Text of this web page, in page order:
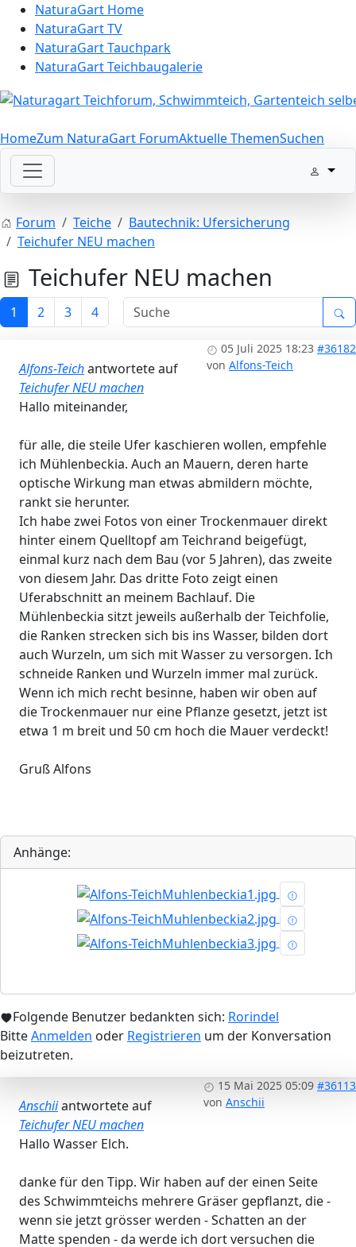
NaturaGart Home
NaturaGart TV
NaturaGart Tauchpark
NaturaGart Teichbaugalerie
HomeZum NaturaGart ForumAktuelle ThemenSuchen
Forum Teiche
Bautechnik: Ufersicherung
Teichufer NEU machen
Teichufer NEU machen
1 2 3 4
05 Juli 2025 18:23 #36182
von Alfons-Teich
Alfons-Teichantwortete auf
Teichufer NEU machen
Hallo miteinander,
für alle, die steile Ufer kaschieren wollen, empfehle
ich Mühlenbeckia. Auch an Mauern, deren harte
optische Wirkung man etwas abmildern möchte,
rankt sie herunter.
Ich habe zwei Fotos von einer Trockenmauer direkt
hinter einem Quelltopf am Teichrand beigefügt,
einmal kurz nach dem Bau (vor 5 Jahren), das zweite
von diesem Jahr. Das dritte Foto zeigt einen
Uferabschnitt an meinem Bachlauf. Die
Mühlenbeckia sitzt jeweils außerhalb der Teichfolie,
die Ranken strecken sich bis ins Wasser, bilden dort
auch Wurzeln, um sich mit Wasser zu versorgen. Ich
schneide Ranken und Wurzeln immer mal zurück.
Wenn ich mich recht besinne, haben wir oben auf
die Trockenmauer nur eine Pflanze gesetzt, jetzt ist
etwa 1 m breit und 50 cm hoch die Mauer verdeckt!
Gruß Alfons
Anhänge:
Folgende Benutzer bedankten sich: Rorindel
BitteAnmelden oder Registrieren um der Konversation
beizutreten.
15 Mai 2025 05:09 #36113
von Anschii
Anschiiantwortete auf
Teichufer NEU machen
Hallo Wasser Elch.
danke für den Tipp. Wir haben auf der einen Seite
des Schwimmteichs mehrere Gräser gepflanzt, die -
wenn sie jetzt grösser werden - Schatten an der
Matte spenden - da werde ich dort versuchen die